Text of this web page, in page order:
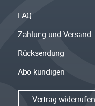
FAQ
Zahlung und Versand
Rücksendung
Abo kündigen
Vertrag widerrufen